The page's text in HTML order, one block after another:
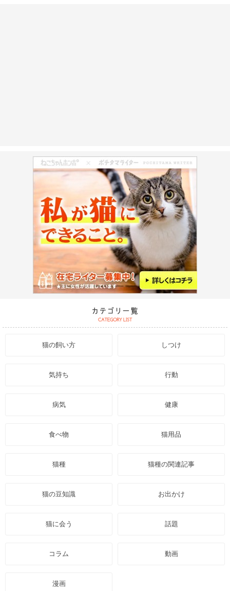
猫の飼い方 しつけ
気持ち 行動
病気 健康
食べ物 猫用品
猫種 猫種の関連記事
猫の豆知識 お出かけ
猫に会う 話題
コラム 動画
漫画